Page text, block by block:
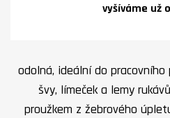
vyšíváme už
odolná, ideální do
švy, límeček a lemy
proužkem z žebrového